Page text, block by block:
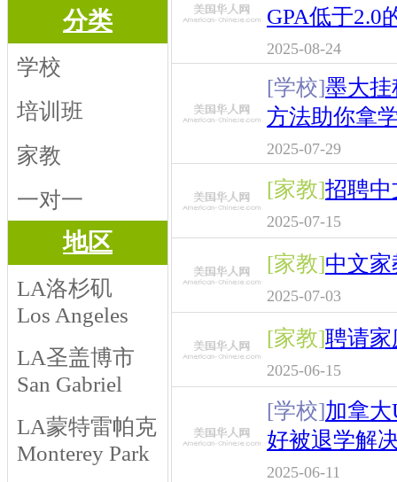
分类
学校
培训班
家教
一对一
地区
LA洛杉矶
Los Angeles
LA圣盖博市
San Gabriel
LA蒙特雷帕克
Monterey Park
GPA低于2.0
2025-08-24
[学校]墨大
方法助你拿
2025-07-29
[家教]招聘
2025-07-15
[家教]中文家
2025-07-03
[家教]聘请
2025-06-15
[学校]加拿
好被退学解
2025-06-11